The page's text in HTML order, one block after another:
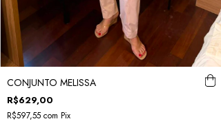
CONJUNTO MELISSA
R$629,00
R$597,55 com Pix